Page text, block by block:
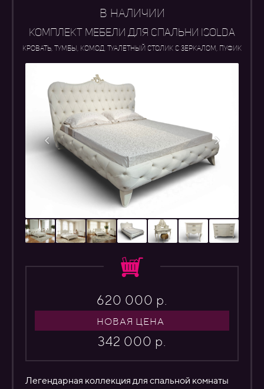
В НАЛИЧИИ
КОМПЛЕКТ МЕБЕЛИ ДЛЯ СПАЛЬНИ isolda
КРОВАТЬ, ТУМБЫ, КОМОД, ТУАЛЕТНЫЙ СТОЛИК С ЗЕРКАЛОМ, ПУФИК
620 000 р.
НОВАЯ ЦЕНА
342 000 р.
Легендарная коллекция для спальной комнаты